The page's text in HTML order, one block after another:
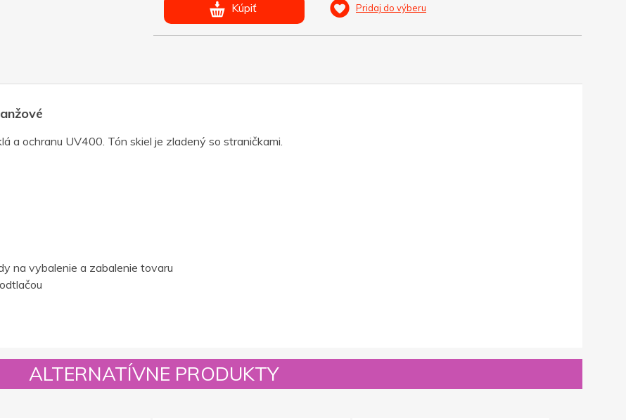
Kúpiť Pridaj do výberu
a ochranu UV400. Tón skiel je zladený so straničkami.
na vybalenie a zabalenie tovaru
ALTERNATÍVNE PRODUKTY